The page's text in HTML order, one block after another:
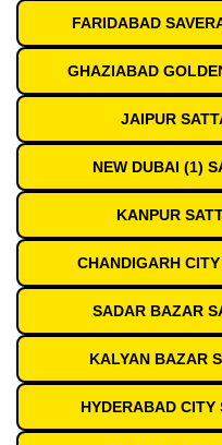
FARIDABAD
GHAZIABAD
JAIPUR
NEW DUBAI (1)
KANPUR
CHANDIGARH
SADAR BAZAR
KALYAN BAZAR
HYDERABAD CITY